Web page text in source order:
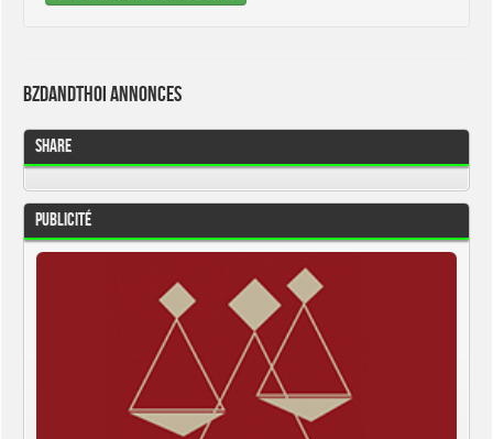
bzdandthoi Annonces
Share
Publicité